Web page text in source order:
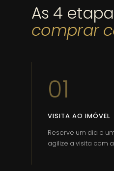
As 4
comprar
01
VISITA AO IMÓVEL
Reserve um dia e
agilize a visita com